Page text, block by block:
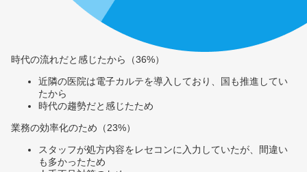
時代の流れだと感じたから（36%）
近隣の医院は電子カルテを導入しており、国も推進してい
たから
時代の趨勢だと感じたため
業務の効率化のため（23%）
スタッフが処方内容をレセコンに入力していたが、間違い
も多かったため